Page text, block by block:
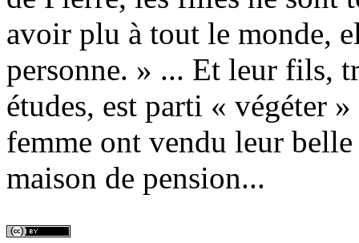
avoir plu à tout le monde,
personne. » ... Et leur fils,
études, est parti « végéter
femme ont vendu leur
maison de pension...